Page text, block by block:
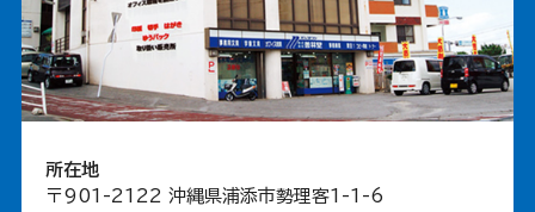
所在地
〒901-2122 沖縄県浦添市勢理客1-1-6